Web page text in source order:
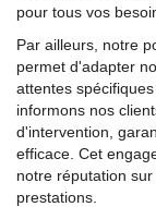
pour tous vos
Par ailleurs, notre
permet d'adapter
attentes
informons nos
d'intervention,
efficace. Cet
notre réputation
prestations.